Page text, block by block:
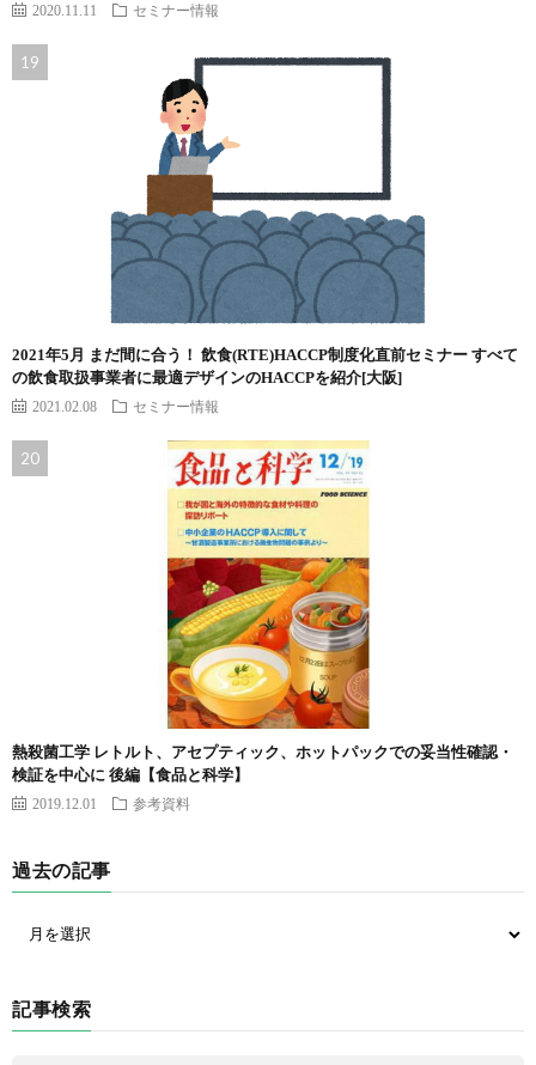
2020.11.11 セミナー情報
2021年5月 まだ間に合う！ 飲食(RTE)HACCP制度化直前セミナー すべて
の飲食取扱事業者に最適デザインのHACCPを紹介[大阪]
2021.02.08 セミナー情報
熱殺菌工学 レトルト、アセプティック、ホットパックでの妥当性確認・
検証を中心に 後編【食品と科学】
2019.12.01 参考資料
過去の記事
記事検索